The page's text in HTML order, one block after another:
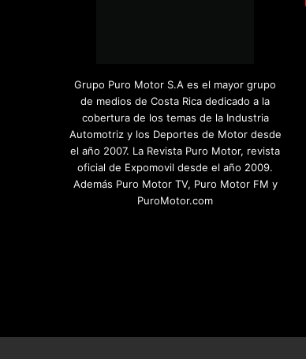
Grupo Puro Motor S.A es el mayor grupo
de medios de Costa Rica dedicado a la
cobertura de los temas de la Industria
Automotriz y los Deportes de Motor desde
el año 2007. La Revista Puro Motor, revista
oficial de Expomovil desde el año 2009.
Además Puro Motor TV, Puro Motor FM y
PuroMotor.com